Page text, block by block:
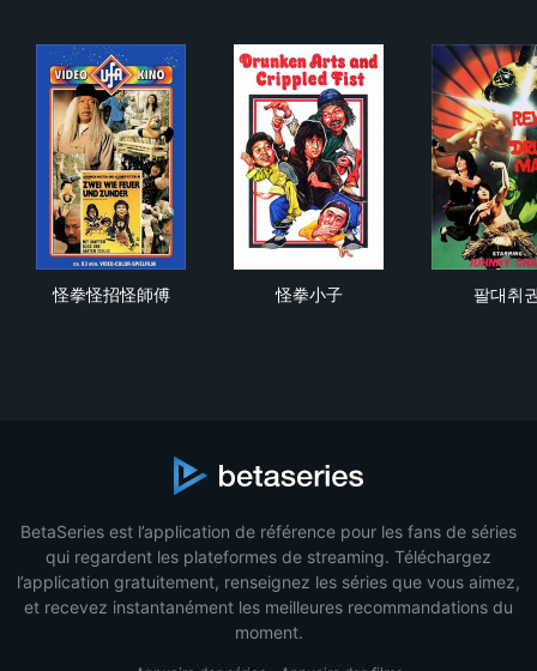
怪拳怪招怪師傅 怪拳小子 팔대취
BetaSeries est l’application de référence pour les fans de séries
qui regardent les plateformes de streaming. Téléchargez
l’application gratuitement, renseignez les séries que vous aimez,
et recevez instantanément les meilleures recommandations du
moment.